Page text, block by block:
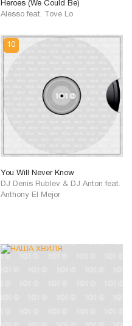
Heroes (We Could Be)
Alesso feat. Tove Lo
You Will Never Know
DJ Denis Rublev & DJ Anton feat.
Anthony El Mejor